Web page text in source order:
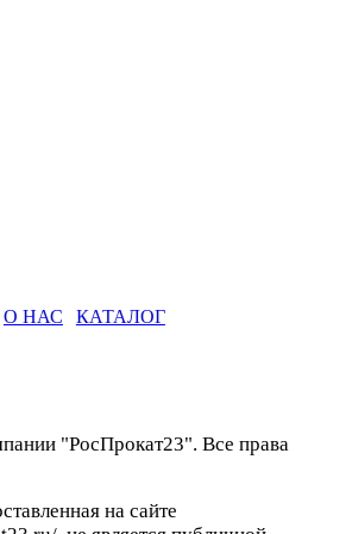
О НАС КАТАЛОГ
"РосПрокат23". Все права
на сайте